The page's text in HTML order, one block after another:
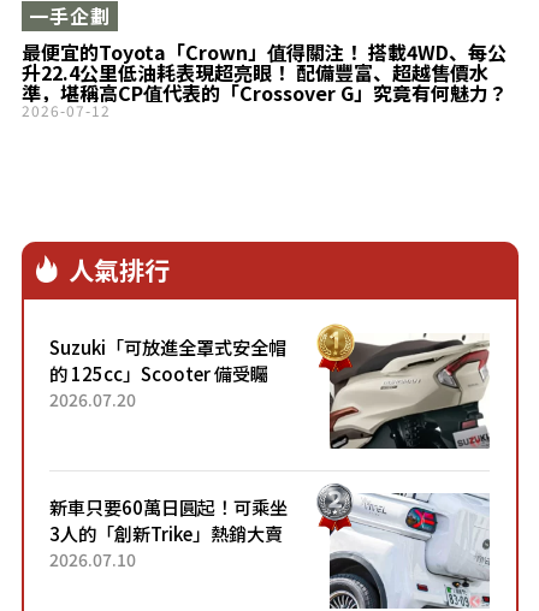
最便宜的Toyota「Crown」值得關注！ 搭載4WD、每公
升22.4公里低油耗表現超亮眼！ 配備豐富、超越售價水
準，堪稱高CP值代表的「Crossover G」究竟有何魅力？
一手企劃
2026-07-12
人氣排行
Suzuki「可放進全罩式安全帽
的 125cc」Scooter 備受矚
目！採用全新流線設計與各項
2026.07.20
新車只要60萬日圓起！可乘坐
3人的「創新Trike」熱銷大賣
成為人氣車款！「養車成本真
2026.07.10